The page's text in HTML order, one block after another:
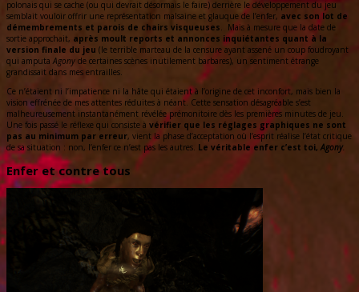
polonais qui se cache (ou qui devrait désormais le faire) derrière le développement du jeu
semblait vouloir offrir une représentation malsaine et glauque de l’enfer, avec son lot de
démembrements et parois de chairs visqueuses . Mais à mesure que la date de
sortie approchait, après moult reports et annonces inquiétantes quant à la
version finale du jeu (le terrible marteau de la censure ayant assené un coup foudroyant
qui amputa Agony de certaines scènes inutilement barbares), un sentiment étrange
grandissait dans mes entrailles.
Ce n’étaient ni l’impatience ni la hâte qui étaient à l’origine de cet inconfort, mais bien la
vision effrénée de mes attentes réduites à néant. Cette sensation désagréable s’est
malheureusement instantanément révélée prémonitoire dès les premières minutes de jeu.
Une fois passé le réflexe qui consiste à vérifier que les réglages graphiques ne sont
pas au minimum par erreur, vient la phase d’acceptation où l’esprit réalise l’état critique
de sa situation : non, l’enfer ce n’est pas les autres. Le véritable enfer c’est toi, Agony
Enfer et contre tous